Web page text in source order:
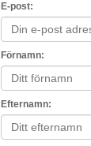
E-post:
Förnamn:
Efternamn: